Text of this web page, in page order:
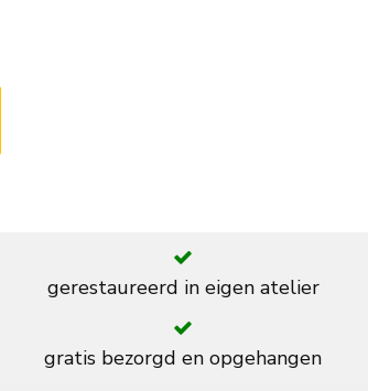
gerestaureerd in eigen atelier
gratis bezorgd en opgehangen